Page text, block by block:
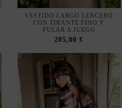
VESTIDO LARGO DE
INVITADA CON ESTAMPADO
Y DETALLE DE VOLANTE EN
EL ESCOTE
205,00 €